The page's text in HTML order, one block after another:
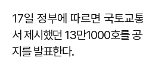
17일 정부에 따르면 국토교
서 제시했던 13만1000호를
지를 발표한다.